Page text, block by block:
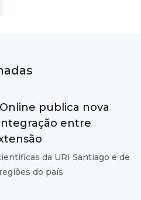
publica nova
entre
da URI Santiago e de
do país